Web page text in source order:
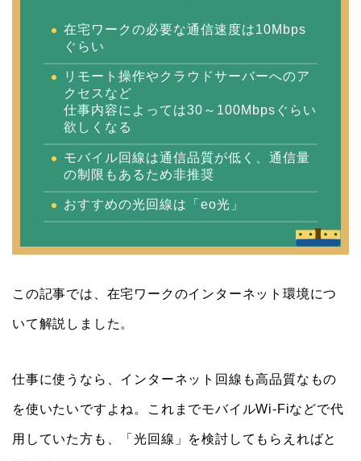
在宅ワークの必要な通信速度は10Mbps
ぐらい
リモート操作やクラウドサーバーへのア
クセスなど
仕事内容によっては30～100Mbpsぐらい
欲しくなる
モバイル回線は通信品質が低く、通信量
の制限もあるため非推奨
おすすめの光回線は「eo光」
この記事では、在宅ワークのインターネット環境につ
いて解説しました。
仕事に使うなら、インターネット回線も高品質なもの
を使いたいですよね。これまでモバイルWi-Fiなどで代
用していた方も、「光回線」を検討してもらえればと